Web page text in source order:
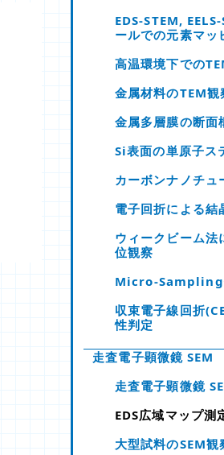
EDS-STEM,
ールでの元素マッ
高温環境下での
金属材料のTEM観
金属多層膜の断面
Si表面の単原子ス
カーボンナノチュ
電子回折による結
ウィークビーム
位観察
Micro-Sampling
収束電子線回折
性判定
走査電子顕微鏡 SEM
走査電子顕微鏡
EDS広域マップ測
大型試料のSEM観